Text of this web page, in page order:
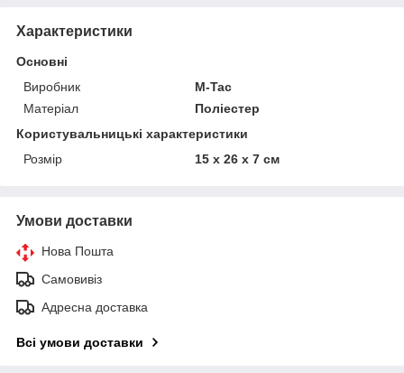
Характеристики
Основні
Виробник
M-Tac
Матеріал
Поліестер
Користувальницькі характеристики
Розмір
15 x 26 x 7 см
Умови доставки
Нова Пошта
Самовивіз
Адресна доставка
Всі умови доставки